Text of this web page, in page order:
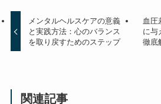
メンタルヘルスケアの意義
と実践方法：心のバランス
を取り戻すためのステップ
血圧
に与
徹底
関連記事